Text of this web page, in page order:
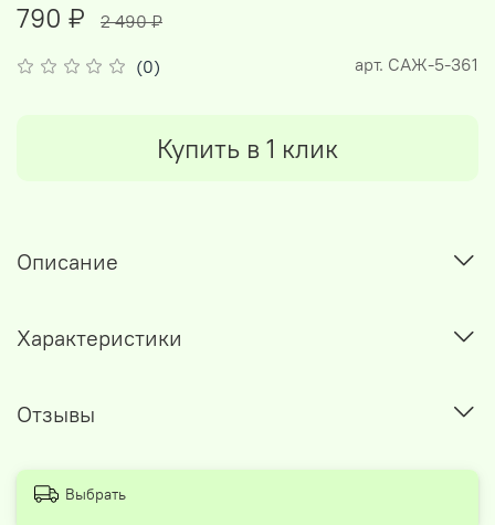
(0) арт. САЖ-5-361
790 ₽ 2 490 ₽
Купить в 1 клик
Описание
Характеристики
Отзывы
Выбрать